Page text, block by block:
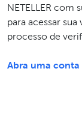
NETELLER com
para acessar
processo de
Abra uma conta